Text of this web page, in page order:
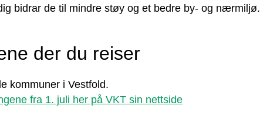
bidrar de til mindre støy og et bedre by- og nærmiljø.
der du reiser
kommuner i Vestfold.
fra 1. juli her på VKT sin nettside